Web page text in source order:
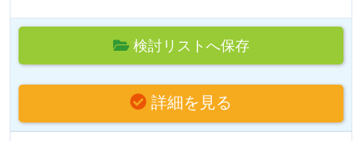
検討リストへ保存
詳細を見る